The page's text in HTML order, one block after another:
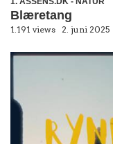
Blæretang
1.191 views 2. juni 2025